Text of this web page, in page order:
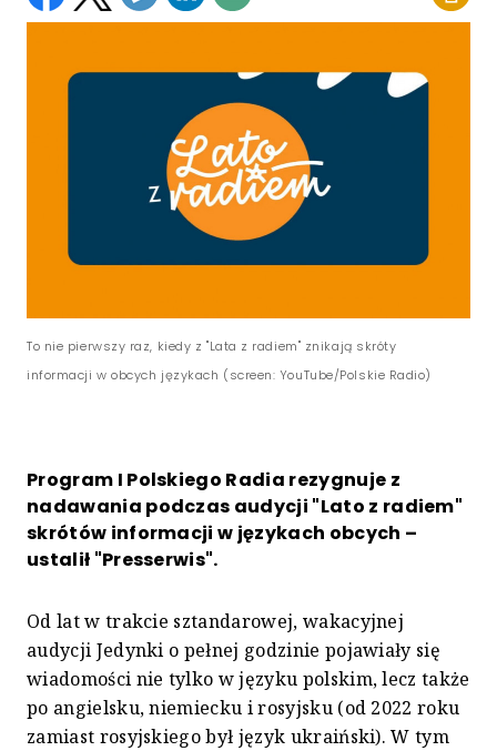
To nie pierwszy raz, kiedy z "Lata z radiem" znikają skróty
informacji w obcych językach (screen: YouTube/Polskie Radio)
Program I Polskiego Radia rezygnuje z
nadawania podczas audycji "Lato z radiem"
skrótów informacji w językach obcych –
ustalił "Presserwis".
Od lat w trakcie sztandarowej, wakacyjnej
audycji Jedynki o pełnej godzinie pojawiały się
wiadomości nie tylko w języku polskim, lecz także
po angielsku, niemiecku i rosyjsku (od 2022 roku
zamiast rosyjskiego był język ukraiński). W tym